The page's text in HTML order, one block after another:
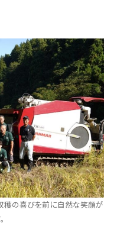
穫の喜びを前に自然な笑顔が